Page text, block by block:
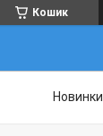
Кошик
Новинки